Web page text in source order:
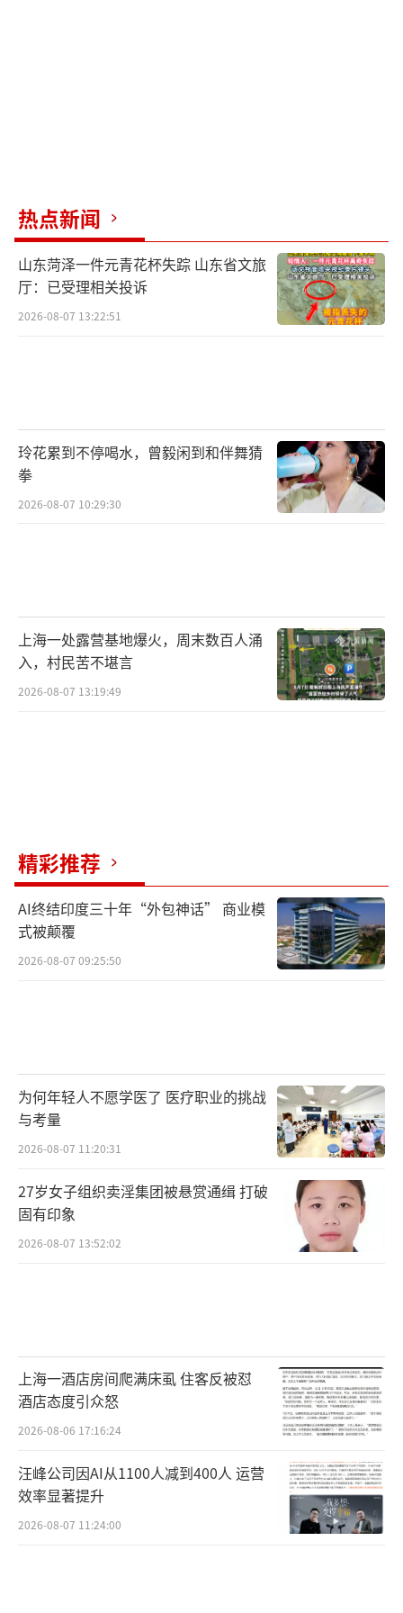
热点新闻
山东菏泽一件元青花杯失踪 山东省文旅
厅：已受理相关投诉
2026-08-07 13:22:51
玲花累到不停喝水，曾毅闲到和伴舞猜
拳
2026-08-07 10:29:30
上海一处露营基地爆火，周末数百人涌
入，村民苦不堪言
2026-08-07 13:19:49
精彩推荐
AI终结印度三十年“外包神话” 商业模
式被颠覆
2026-08-07 09:25:50
为何年轻人不愿学医了 医疗职业的挑战
与考量
2026-08-07 11:20:31
27岁女子组织卖淫集团被悬赏通缉 打破
固有印象
2026-08-07 13:52:02
上海一酒店房间爬满床虱 住客反被怼
酒店态度引众怒
2026-08-06 17:16:24
汪峰公司因AI从1100人减到400人 运营
效率显著提升
2026-08-07 11:24:00